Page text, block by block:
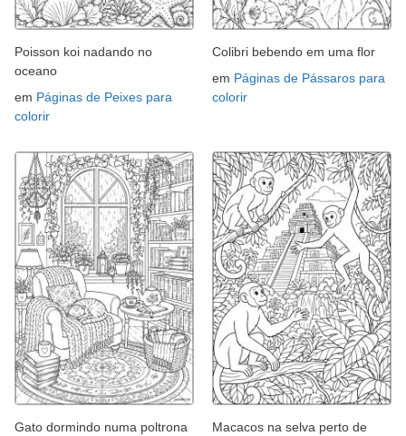
Poisson koi nadando no
oceano
em Páginas de Peixes para
colorir
Colibri bebendo em uma flor
em Páginas de Pássaros para
colorir
Gato dormindo numa poltrona
Macacos na selva perto de